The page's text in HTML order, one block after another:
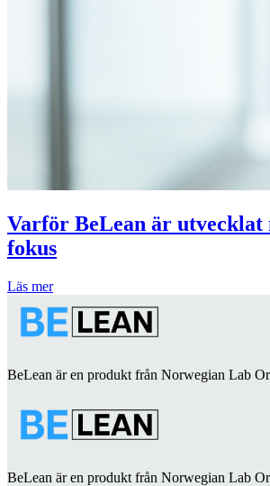
Varför BeLean är utvecklat
fokus
Läs mer
BeLean är en produkt från Norwegian Lab
BeLean är en produkt från Norwegian Lab